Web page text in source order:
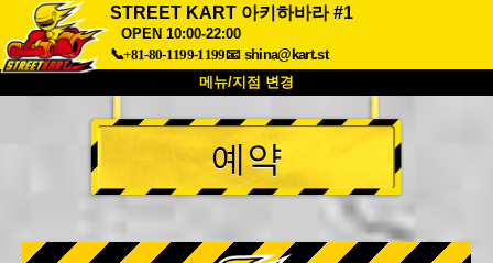
STREET KART 아키하바라 #1
OPEN 10:00-22:00
📞+81-80-1199-1199📧 shina@kart.st
메뉴/지점 변경
소개 사양
접근성 고객 리뷰 자주 묻는 질문
지점 변경
예약